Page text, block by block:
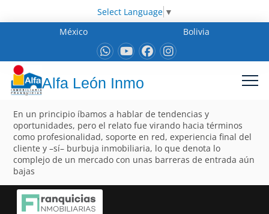
Select Language ▼
México
Bolivia
Alfa León Inmo
En un principio íbamos a hablar de tendencias y
oportunidades, pero el relato fue virando hacia términos
como profesionalidad, soporte en red, experiencia final del
cliente y –sí– burbuja inmobiliaria, lo que denota lo
complejo de un mercado con unas barreras de entrada aún
bajas